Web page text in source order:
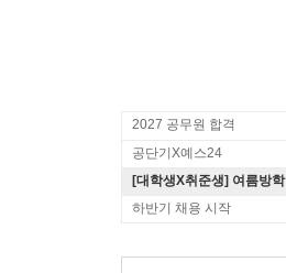
2027 공무원 합격
공단기X예스24
[대학생X취준생] 여름방학
하반기 채용 시작